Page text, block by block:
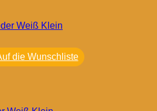
die Wunschliste